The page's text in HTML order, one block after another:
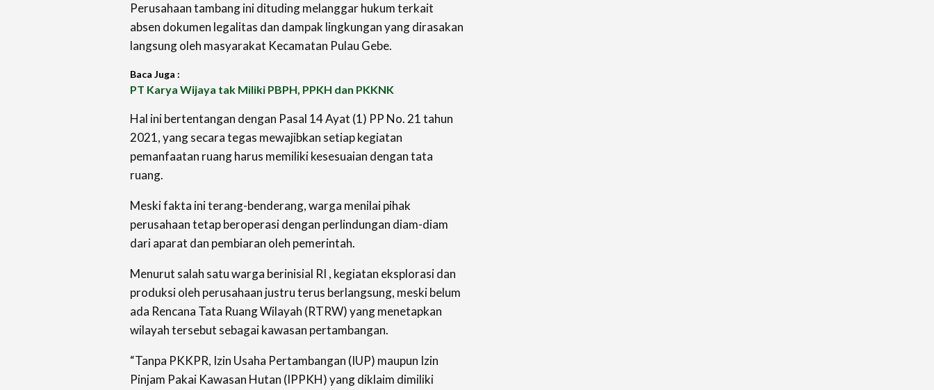
Perusahaan tambang ini dituding melanggar hukum terkait
absen dokumen legalitas dan dampak lingkungan yang dirasakan
langsung oleh masyarakat Kecamatan Pulau Gebe.
Baca Juga :
PT Karya Wijaya tak Miliki PBPH, PPKH dan PKKNK
Hal ini bertentangan dengan Pasal 14 Ayat (1) PP No. 21 tahun
2021, yang secara tegas mewajibkan setiap kegiatan
pemanfaatan ruang harus memiliki kesesuaian dengan tata
ruang.
Meski fakta ini terang-benderang, warga menilai pihak
perusahaan tetap beroperasi dengan perlindungan diam-diam
dari aparat dan pembiaran oleh pemerintah.
Menurut salah satu warga berinisial RI , kegiatan eksplorasi dan
produksi oleh perusahaan justru terus berlangsung, meski belum
ada Rencana Tata Ruang Wilayah (RTRW) yang menetapkan
wilayah tersebut sebagai kawasan pertambangan.
“Tanpa PKKPR, Izin Usaha Pertambangan (IUP) maupun Izin
Pinjam Pakai Kawasan Hutan (IPPKH) yang diklaim dimiliki